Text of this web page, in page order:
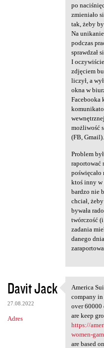
po
zmieniało
tak, żeby
Na
podczas
sprawdzał
I
zdjęciem
liczył, a
okna w
Facebooka
możliwość
(FB, Gmail).
Problem
raportować
ktoś inny w
bardzo nie
chciał,
bywała
twórczość
zadania
danego
Davit Jack
27.08.2022
Adres
America
America
company in
over 60000
are keep
https://
women-
are based